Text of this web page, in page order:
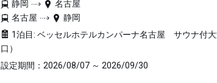
静岡
名古屋
名古屋
静岡
1泊目: ベッセルホテルカンパーナ名古屋 サウナ付
口）
設定期間：2026/08/07 ～ 2026/09/30